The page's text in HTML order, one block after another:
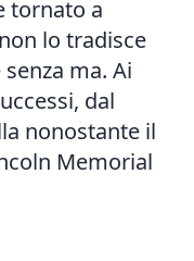
tornato a
lo tradisce
ma. Ai
dal
nonostante il
Memorial